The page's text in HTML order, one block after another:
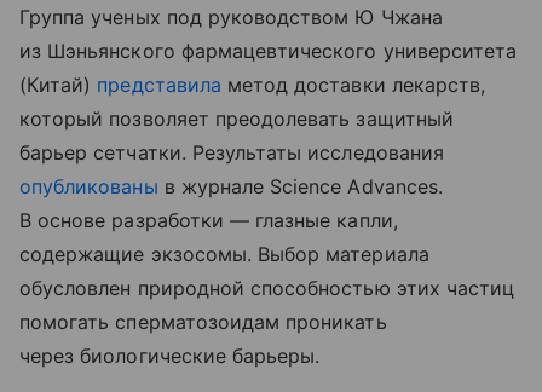
Группа ученых под руководством Ю Чжана
из Шэньянского фармацевтического университета
(Китай) представила метод доставки лекарств,
который позволяет преодолевать защитный
барьер сетчатки. Результаты исследования
опубликованы в журнале Science Advances.
В основе разработки — глазные капли,
содержащие экзосомы. Выбор материала
обусловлен природной способностью этих частиц
помогать сперматозоидам проникать
через биологические барьеры.